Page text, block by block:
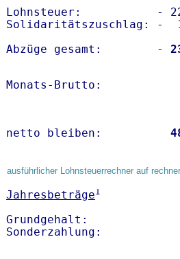
Lohnsteuer:           -
Solidaritätszuschlag: -
Abzüge gesamt:        -
Monats-
netto bleiben:
ausführlicher Lohnsteuerrechner auf
Jahresbeträge1
Grundgehalt: